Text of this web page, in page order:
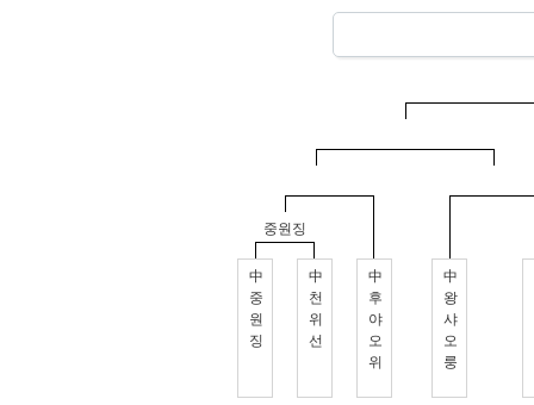
중원징
中
중
원
징
中
천
위
선
中
후
야
오
위
中
왕
샤
오
룽